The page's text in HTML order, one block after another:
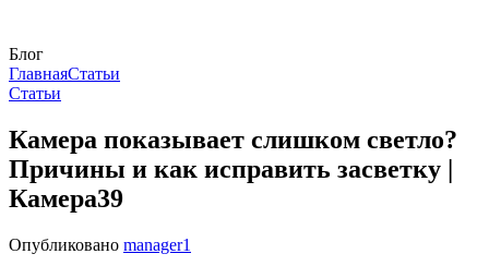
Блог
ГлавнаяСтатьи
Статьи
Камера показывает слишком светло?
Причины и как исправить засветку |
Камера39
Опубликовано manager1